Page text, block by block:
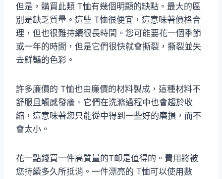
但是，購買此類 T恤有幾個明顯的缺點。最大的區
別是缺乏質量。這些 T恤很便宜，這意味著價格合
理，但也很難持續很長時間。您可能要花一個季節
或一年的時間，但是它們很快就會撕裂，撕裂並失
去鮮豔的色彩。
許多廉價的 T恤也由廉價的材料製成，這種材料不
舒服且觸感發癢。它們在洗滌過程中也會趨於收
縮，這意味著您只能從中得到一些好的磨損，而不
會太小。
花一點錢買一件高質量的T卹是值得的。費用將被
您持續多久所抵消。一件漂亮的 T恤可以使用數